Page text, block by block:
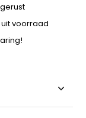
voorraad